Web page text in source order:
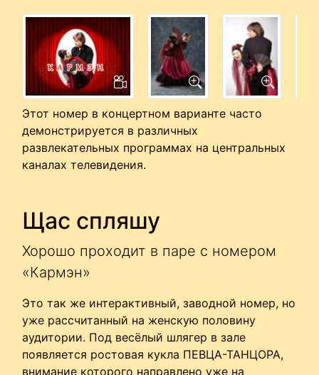
Этот номер в концертном варианте часто
демонстрируется в различных
развлекательных программах на центральных
каналах телевидения.
Щас спляшу
Хорошо проходит в паре с номером
«Кармэн»
Это так же интерактивный, заводной номер, но
уже рассчитанный на женскую половину
аудитории. Под весёлый шлягер в зале
появляется ростовая кукла ПЕВЦА-ТАНЦОРА,
внимание которого направлено уже на